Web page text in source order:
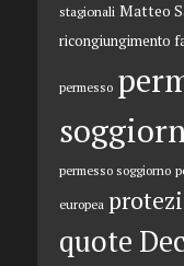
stagionali Matteo
ricongiungimento
permesso
permesso soggiorno
europea
quote